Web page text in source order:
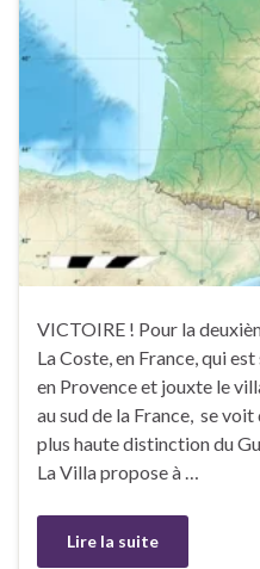
VICTOIRE ! Pour la
La Coste, en France, qui
en Provence et jouxte le
au sud de la France, se
plus haute distinction du
La Villa propose à …
Lire la suite